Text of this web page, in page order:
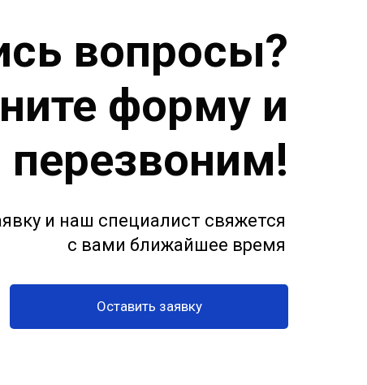
Оставить заявку
и наш специалист свяжется
с вами ближайшее время
вопросы?
форму и